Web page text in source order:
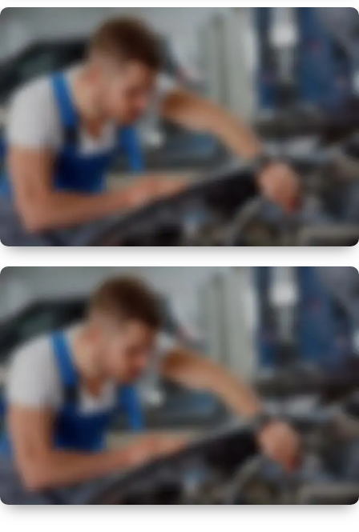
BEST
FLEXIBLE
SERVICE REGIME
NEW
EXPERT
VISUAL CHECK